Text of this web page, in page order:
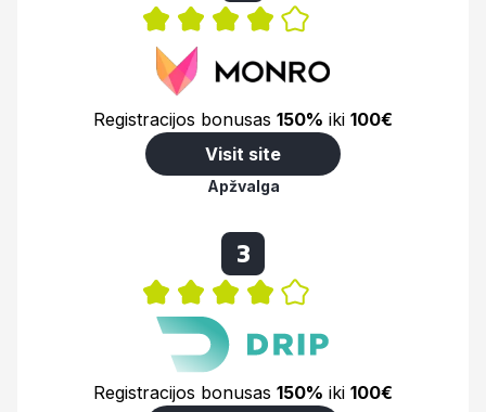
Registracijos bonusas 150% iki 100€
Visit site
Apžvalga
3
Registracijos bonusas 150% iki 100€